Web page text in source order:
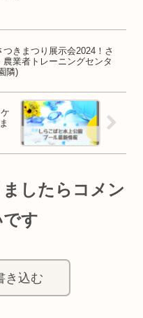
つきまつり展示会2024！さ
農業者トレーニングセンタ
隣)
したらコメン
です
き込む